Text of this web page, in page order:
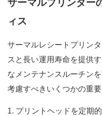
サーマルプリンター
ィス
サーマルレシートプリン
スと長い運用寿命を提供
なメンテナンスルーチン
考慮すべきいくつかの重
1. プリントヘッドを定期